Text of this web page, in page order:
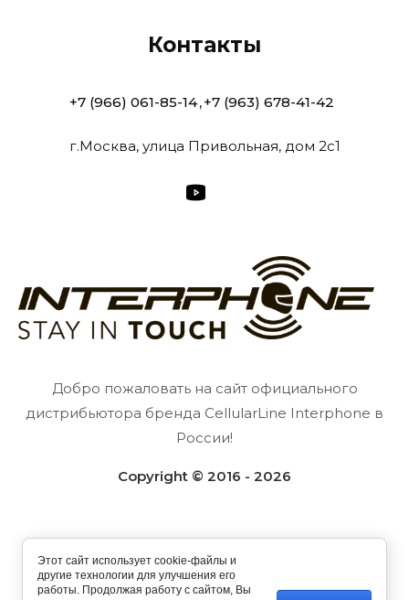
Добро пожаловать на сайт официального
дистрибьютора бренда CellularLine Interphone в
России!
Copyright © 2016 - 2026
Контакты
+7 (966) 061-85-14 +7 (963) 678-41-42
г.Москва, улица Привольная, дом 2с1
Этот сайт использует cookie-файлы и
другие технологии для улучшения его
работы. Продолжая работу с сайтом, Вы